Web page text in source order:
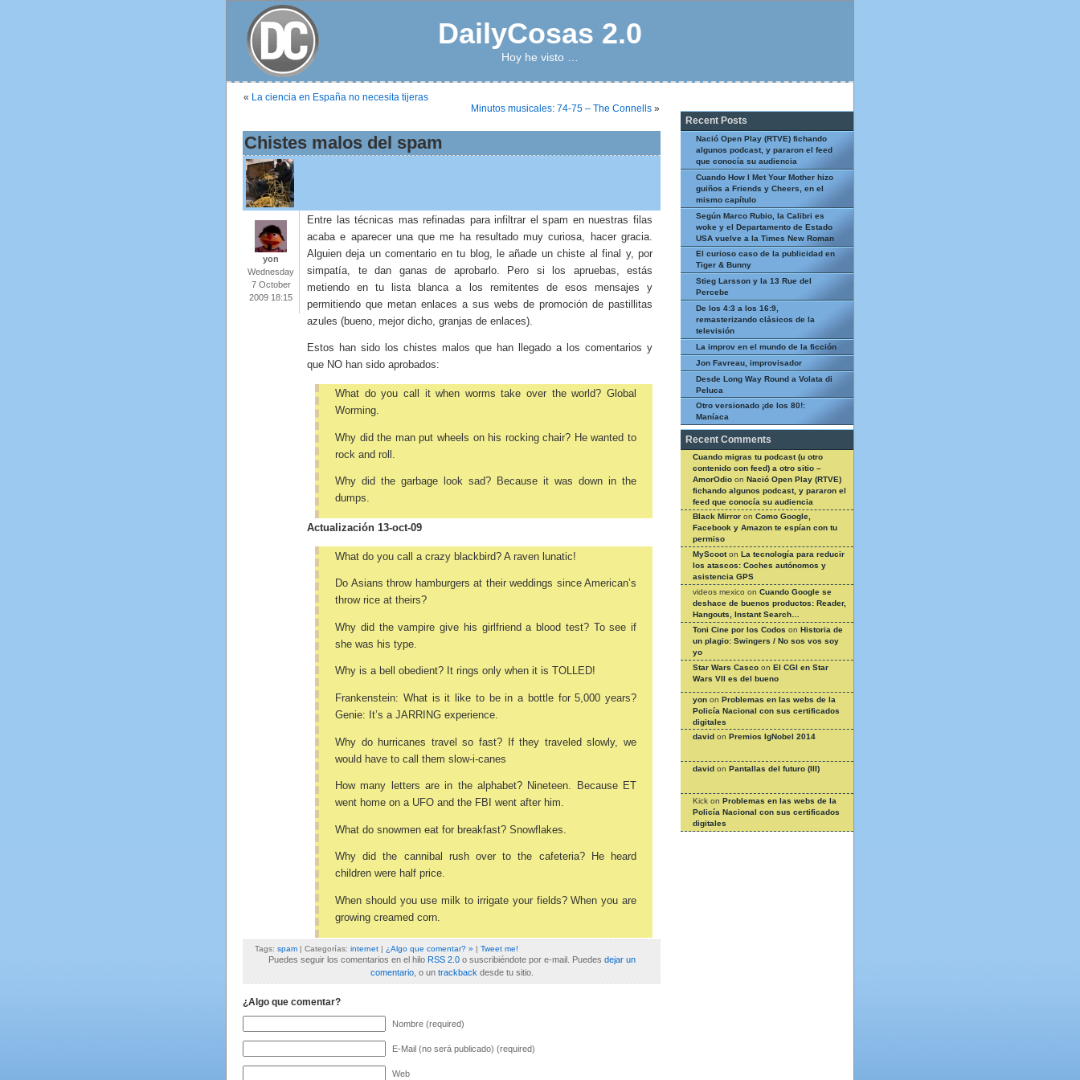
DailyCosas 2.0
Hoy he visto …
« La ciencia en España no necesita tijeras
Minutos musicales: 74-75 – The Connells »
Chistes malos del spam
yon
Wednesday
7 October
2009 18:15
Entre las técnicas mas refinadas para infiltrar el spam en nuestras filas
acaba e aparecer una que me ha resultado muy curiosa, hacer gracia.
Alguien deja un comentario en tu blog, le añade un chiste al final y, por
simpatía, te dan ganas de aprobarlo. Pero si los apruebas, estás
metiendo en tu lista blanca a los remitentes de esos mensajes y
permitiendo que metan enlaces a sus webs de promoción de pastillitas
azules (bueno, mejor dicho, granjas de enlaces).
Estos han sido los chistes malos que han llegado a los comentarios y
que NO han sido aprobados:
What do you call it when worms take over the world? Global
Worming.
Why did the man put wheels on his rocking chair? He wanted to
rock and roll.
Why did the garbage look sad? Because it was down in the
dumps.
Actualización 13-oct-09
What do you call a crazy blackbird? A raven lunatic!
Do Asians throw hamburgers at their weddings since American’s
throw rice at theirs?
Why did the vampire give his girlfriend a blood test? To see if
she was his type.
Why is a bell obedient? It rings only when it is TOLLED!
Frankenstein: What is it like to be in a bottle for 5,000 years?
Genie: It’s a JARRING experience.
Why do hurricanes travel so fast? If they traveled slowly, we
would have to call them slow-i-canes
How many letters are in the alphabet? Nineteen. Because ET
went home on a UFO and the FBI went after him.
What do snowmen eat for breakfast? Snowflakes.
Why did the cannibal rush over to the cafeteria? He heard
children were half price.
When should you use milk to irrigate your fields? When you are
growing creamed corn.
Tags: spam | Categorías: internet | ¿Algo que comentar? » | Tweet me!
Puedes seguir los comentarios en el hilo RSS 2.0o suscribiéndote por e-mail. Puedes dejar un
comentario, o un trackback desde tu sitio.
¿Algo que comentar?
Nombre (required)
E-Mail (no será publicado) (required)
Web
Recent Posts
Nació Open Play (RTVE) fichando
algunos podcast, y pararon el feed
que conocía su audiencia
Cuando How I Met Your Mother hizo
guiños a Friends y Cheers, en el
mismo capítulo
Según Marco Rubio, la Calibri es
woke y el Departamento de Estado
USA vuelve a la Times New Roman
El curioso caso de la publicidad en
Tiger & Bunny
Stieg Larsson y la 13 Rue del
Percebe
De los 4:3 a los 16:9,
remasterizando clásicos de la
televisión
La improv en el mundo de la ficción
Jon Favreau, improvisador
Desde Long Way Round a Volata di
Peluca
Otro versionado ¡de los 80!:
Maníaca
Recent Comments
Cuando migras tu podcast (u otro
contenido con feed) a otro sitio –
AmorOdio on Nació Open Play (RTVE)
fichando algunos podcast, y pararon el
feed que conocía su audiencia
Black Mirror on Como Google,
Facebook y Amazon te espían con tu
permiso
MyScooton La tecnología para reducir
los atascos: Coches autónomos y
asistencia GPS
videos mexico on Cuando Google se
deshace de buenos productos: Reader,
Hangouts, Instant Search…
Toni Cine por los Codos on Historia de
un plagio: Swingers / No sos vos soy
yo
Star Wars Casco on El CGI en Star
Wars VII es del bueno
yon on Problemas en las webs de la
Policía Nacional con sus certificados
digitales
david on Premios IgNobel 2014
david on Pantallas del futuro (III)
Kick on Problemas en las webs de la
Policía Nacional con sus certificados
digitales